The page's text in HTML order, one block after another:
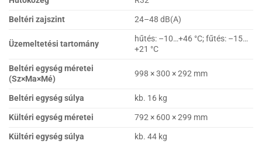
Beltéri zajszint
24–48 dB(A)
Üzemeltetési tartomány
hűtés: –10…+46 °C; fűtés: –15…
+21 °C
Beltéri egység méretei
(Sz×Ma×Mé)
998 × 300 × 292 mm
Beltéri egység súlya
kb. 16 kg
Kültéri egység méretei
792 × 600 × 299 mm
Kültéri egység súlya
kb. 44 kg